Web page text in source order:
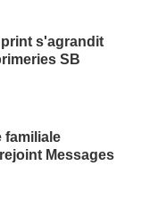
s'agrandit
SB
familiale
Messages